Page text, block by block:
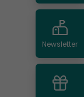
Newsletter